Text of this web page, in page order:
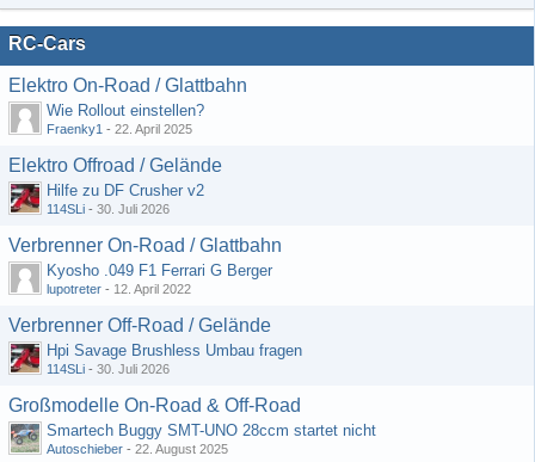
RC-Cars
Elektro On-Road / Glattbahn
Wie Rollout einstellen?
Fraenky1 - 22. April 2025
Elektro Offroad / Gelände
Hilfe zu DF Crusher v2
114SLi - 30. Juli 2026
Verbrenner On-Road / Glattbahn
Kyosho .049 F1 Ferrari G Berger
lupotreter - 12. April 2022
Verbrenner Off-Road / Gelände
Hpi Savage Brushless Umbau fragen
114SLi - 30. Juli 2026
Großmodelle On-Road & Off-Road
Smartech Buggy SMT-UNO 28ccm startet nicht
Autoschieber - 22. August 2025